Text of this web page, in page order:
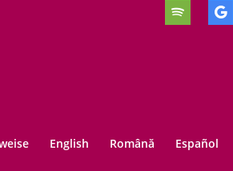
English Română Español